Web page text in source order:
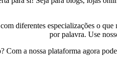
diferentes especializações o
por palavra. Use
Com a nossa plataforma agora